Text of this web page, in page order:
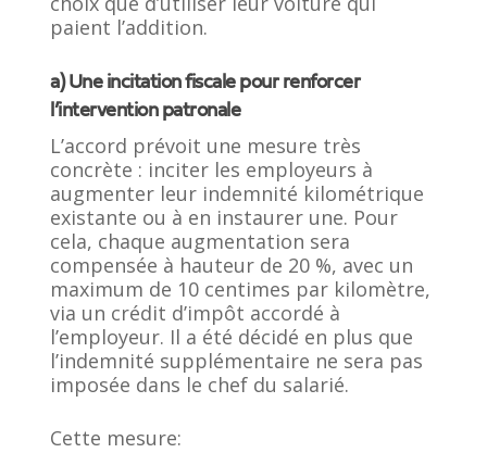
paient l’addition.
a) Une incitation fiscale pour renforcer
l’intervention patronale
L’accord prévoit une mesure très
concrète : inciter les employeurs à
augmenter leur indemnité kilométrique
existante ou à en instaurer une. Pour
cela, chaque augmentation sera
compensée à hauteur de 20 %, avec un
maximum de 10 centimes par kilomètre,
via un crédit d’impôt accordé à
l’employeur. Il a été décidé en plus que
l’indemnité supplémentaire ne sera pas
imposée dans le chef du salarié.
Cette mesure: